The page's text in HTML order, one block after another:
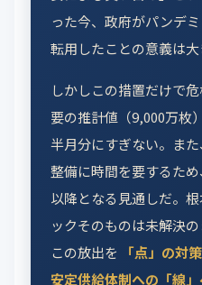
った今、政府がパンデ
転用したことの意義は大
しかしこの措置だけで
要の推計値（9,000万枚
半月分にすぎない。ま
整備に時間を要するた
以降となる見通しだ。
ックそのものは未解決
この放出を
「点」の対
安定供給体制への「線」